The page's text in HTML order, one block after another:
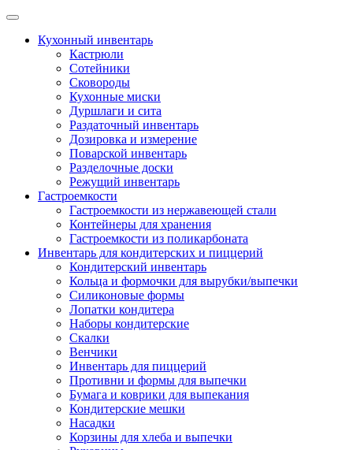
Skip
contentКухонный инвентарь
Кастрюли
Сотейники
Сковороды
Кухонные миски
Дуршлаги и сита
Раздаточный инвентарь
Дозировка и измерение
Поварской инвентарь
Разделочные доски
Режущий инвентарь
Гастроемкости
Гастроемкости из нержавеющей стали
Контейнеры для хранения
Гастроемкости из поликарбоната
Инвентарь для кондитерских и пиццерий
Кондитерский инвентарь
Кольца и формочки для вырубки/выпечки
Силиконовые формы
Лопатки кондитера
Наборы кондитерские
Скалки
Венчики
Инвентарь для пиццерий
Противни и формы для выпечки
Бумага и коврики для выпекания
Кондитерские мешки
Насадки
Корзины для хлеба и выпечки